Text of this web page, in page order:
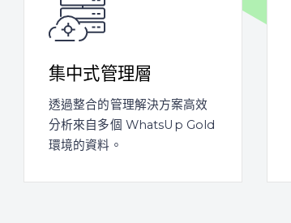
集中式管理層
透過整合的管理解決方案高效
分析來自多個 WhatsUp Gold
環境的資料。